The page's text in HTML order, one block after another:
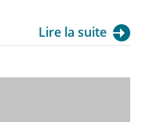
Lire la suite